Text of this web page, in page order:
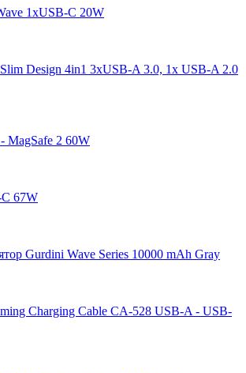
1xUSB-C 20W
Design 4in1 3xUSB-A 3.0, 1x USB-A 2.0
MagSafe 2 60W
67W
Gurdini Wave Series 10000 mAh Gray
Charging Cable CA-528 USB-A - USB-